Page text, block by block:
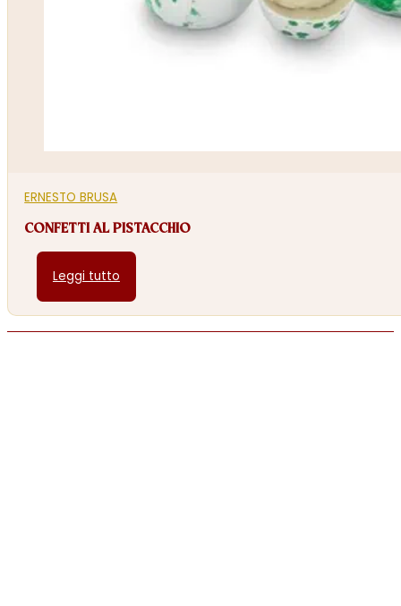
ERNESTO BRUSA
CONFETTI AL PISTACCHIO
Leggi tutto